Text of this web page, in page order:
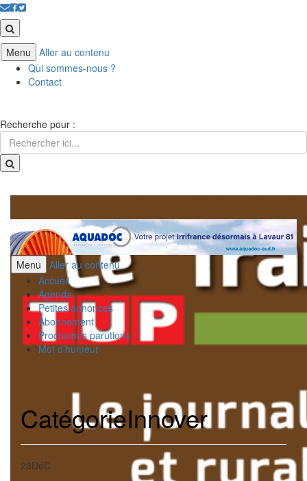
Menu
Aller au contenu
Qui sommes-nous ?
Contact
Recherche pour :
Menu
Aller au contenu
Accueil
Agenda
Petites annonces
Abonnement
Prochaines parutions
Mot d’humeur
CatégorieInnover
23DéC